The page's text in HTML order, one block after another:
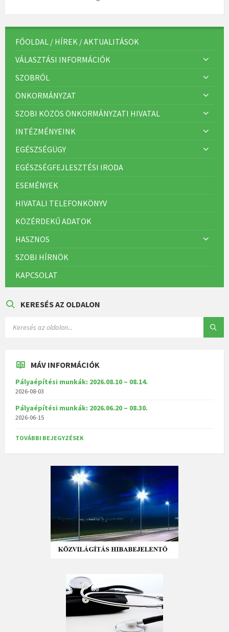
FŐOLDAL / HÍREK / AKTUALITÁSOK
VÁLASZTÁSI INFORMÁCIÓK
SZOBRÓL
ÖNKORMÁNYZAT
SZOBI KÖZÖS ÖNKORMÁNYZATI HIVATAL
INTÉZMÉNYEINK
EGÉSZSÉGÜGY
EGÉSZSÉGFEJLESZTÉSI IRODA
ESEMÉNYEK
HIVATALI TELEFONKÖNYV
KÖZÉRDEKŰ ADATOK
HASZNOS
SZOBI HÍRNÖK
KAPCSOLAT
KERESÉS AZ OLDALON
MÁV INFORMÁCIÓK
Pályaépítési munkák: 2026.08.10 – 08.14.
2026-08-03
Pályaépítési munkák: 2026.06.20 – 08.30.
2026-06-15
TOVÁBBI BEJEGYZÉSEK